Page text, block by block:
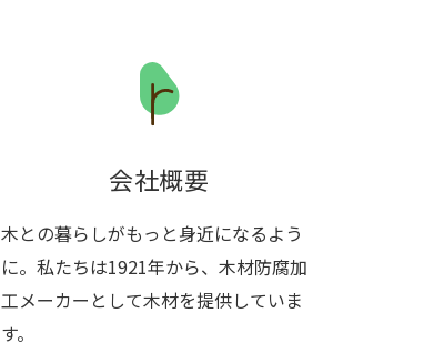
会社概要
木との暮らしがもっと身近になるよう
に。私たちは1921年から、木材防腐加
工メーカーとして木材を提供していま
す。